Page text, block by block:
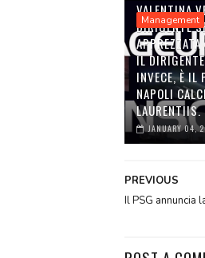
Management
VALENTINA
DIRIGENTE
IL
INVECE, È IL
NAPOLI
LAURENTIIS.
JANUARY 04,
PREVIOUS
Il PSG annuncia